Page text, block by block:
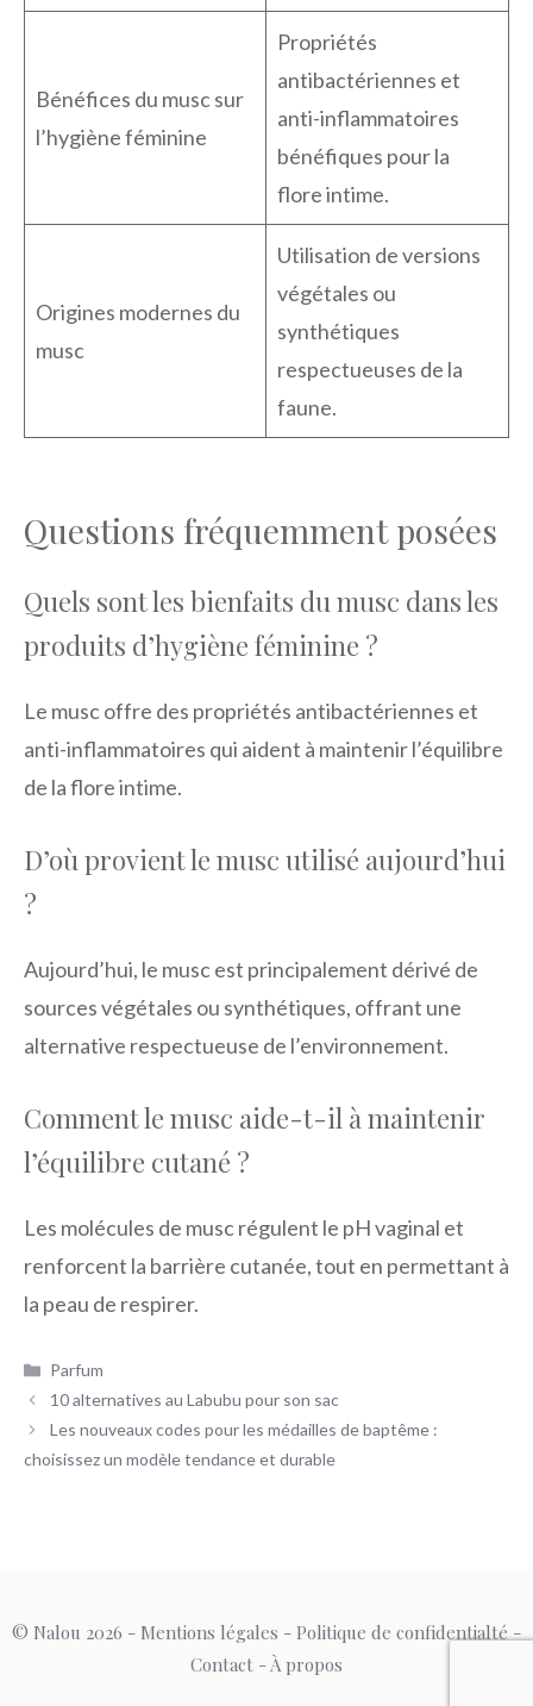
Bénéfices du musc sur
l’hygiène féminine
Propriétés
antibactériennes et
anti-inflammatoires
bénéfiques pour la
flore intime.
Origines modernes du
musc
Utilisation de versions
végétales ou
synthétiques
respectueuses de la
faune.
Questions fréquemment posées
Quels sont les bienfaits du musc dans les
produits d’hygiène féminine ?
Le musc offre des propriétés antibactériennes et
anti-inflammatoires qui aident à maintenir l’équilibre
de la flore intime.
D’où provient le musc utilisé aujourd’hui
?
Aujourd’hui, le musc est principalement dérivé de
sources végétales ou synthétiques, offrant une
alternative respectueuse de l’environnement.
Comment le musc aide-t-il à maintenir
l’équilibre cutané ?
Les molécules de musc régulent le pH vaginal et
renforcent la barrière cutanée, tout en permettant à
la peau de respirer.
Catégories
Parfum
10 alternatives au Labubu pour son sac
Les nouveaux codes pour les médailles de baptême :
choisissez un modèle tendance et durable
© Nalou 2026 - Mentions légales - Politique de confidentialté-
Contact -À propos